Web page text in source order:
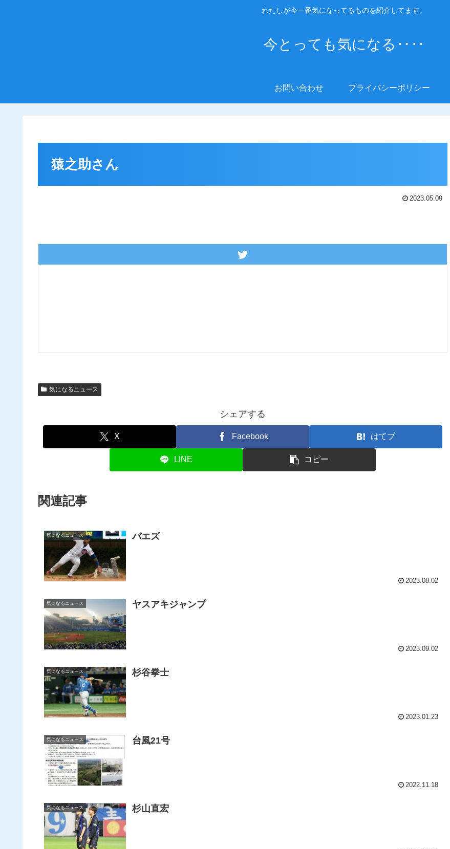
わたしが今一番気になってるものを紹介してます。
今とっても気になる‥‥
お問い合わせ プライバシーポリシー
猿之助さん
2023.05.09
気になるニュース
シェアする
X Facebook はてブ
LINE コピー
関連記事
気になるニュース バエズ
2023.08.02
気になるニュース ヤスアキジャンプ
2023.09.02
気になるニュース 杉谷拳士
2023.01.23
気になるニュース 台風21号
2022.11.18
気になるニュース 杉山直宏